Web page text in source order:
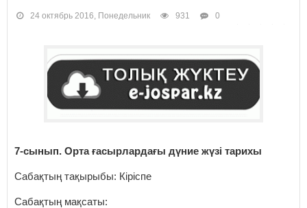
24 октябрь 2016, Понедельник 931 0
7-сынып. Орта ғасырлардағы дүние жүзі тарихы
Сабақтың тақырыбы: Кіріспе
Сабақтың мақсаты: